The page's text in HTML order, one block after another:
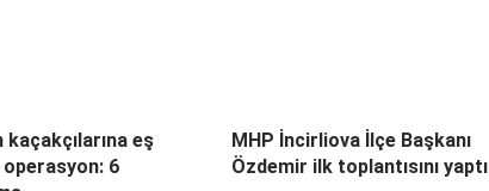
kaçakçılarına eş
operasyon: 6
MHP İncirliova İlçe Başkanı
Özdemir ilk toplantısını yaptı